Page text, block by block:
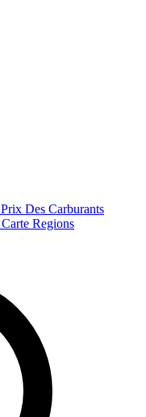
Prix Des Carburants
Carte Regions